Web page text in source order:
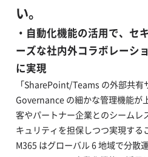
い。
・自動化機能の活用で、セ
ーズな社内外コラボレーシ
に実現
「SharePoint/Teams の外部共
Governance の細かな管理機能が
客やパートナー企業とのシームレ
キュリティを担保しつつ実現する
M365 はグローバル 6 地域で分散